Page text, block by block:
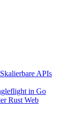
APIs
in Go
Rust Web